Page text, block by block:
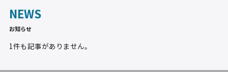
NEWS
お知らせ
1件も記事がありません。